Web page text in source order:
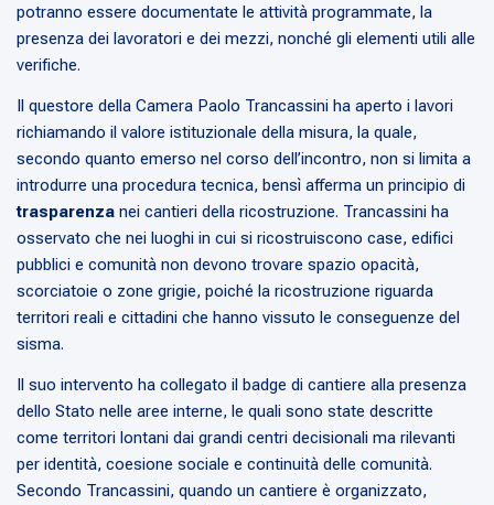
potranno essere documentate le attività programmate, la
presenza dei lavoratori e dei mezzi, nonché gli elementi utili alle
verifiche.
Il questore della Camera Paolo Trancassini ha aperto i lavori
richiamando il valore istituzionale della misura, la quale,
secondo quanto emerso nel corso dell’incontro, non si limita a
introdurre una procedura tecnica, bensì afferma un principio di
trasparenza nei cantieri della ricostruzione. Trancassini ha
osservato che nei luoghi in cui si ricostruiscono case, edifici
pubblici e comunità non devono trovare spazio opacità,
scorciatoie o zone grigie, poiché la ricostruzione riguarda
territori reali e cittadini che hanno vissuto le conseguenze del
sisma.
Il suo intervento ha collegato il badge di cantiere alla presenza
dello Stato nelle aree interne, le quali sono state descritte
come territori lontani dai grandi centri decisionali ma rilevanti
per identità, coesione sociale e continuità delle comunità.
Secondo Trancassini, quando un cantiere è organizzato,